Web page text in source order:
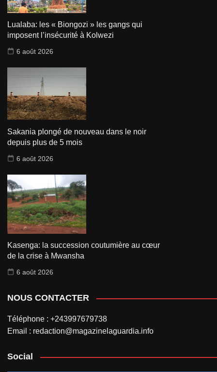
Lualaba: les « Biongozi » les gangs qui
imposent l’insécurité à Kolwezi
6 août 2026
Sakania plongé de nouveau dans le noir
depuis plus de 5 mois
6 août 2026
Kasenga: la succession coutumière au cœur
de la crise à Mwansha
6 août 2026
NOUS CONTACTER
Téléphone : +243997679738
Email : redaction@magazinelaguardia.info
Social